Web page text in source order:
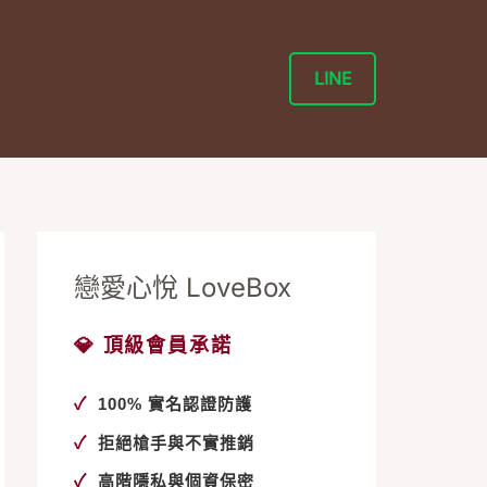
LINE
戀愛心悅 LoveBox
💎 頂級會員承諾
✓ 100% 實名認證防護
✓ 拒絕槍手與不實推銷
✓ 高階隱私與個資保密